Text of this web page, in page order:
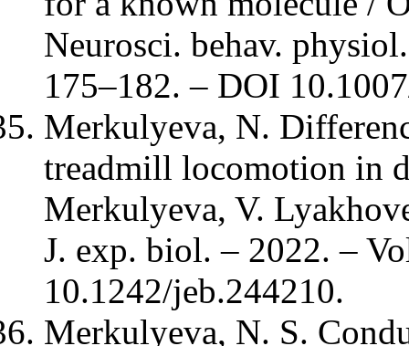
Neurosci. behav.
175–182. – DOI
Merkulyeva, N.
treadmill locomotion in
Merkulyeva, V.
J. exp. biol. – 2022. –
10.1242/jeb.244210.
Merkulyeva, N. S.